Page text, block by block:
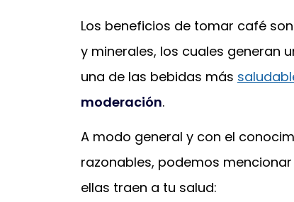
Los beneficios de tomar café
y minerales, los cuales generan
una de las bebidas más
moderación.
A modo general y con el
razonables, podemos
ellas traen a tu salud: